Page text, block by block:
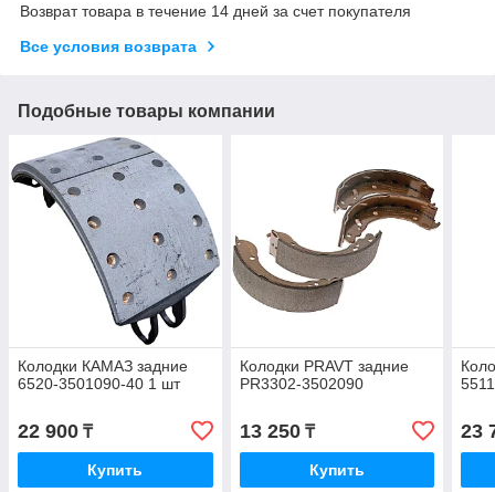
Возврат товара в течение 14 дней за счет покупателя
Все условия возврата
Подобные товары компании
Колодки КАМАЗ задние
6520-3501090-40 1 шт
22 900 ₸
Купить
Колодки PRAVT задние
PR3302-3502090
13 250₸
Купить
23